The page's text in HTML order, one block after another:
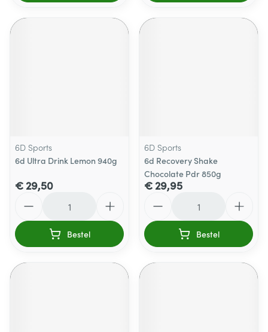
6D Sports
6d Ultra Drink Lemon 940g
€ 29,50
Bestel
6D Sports
6d Recovery Shake
Chocolate Pdr 850g
€ 29,95
Bestel